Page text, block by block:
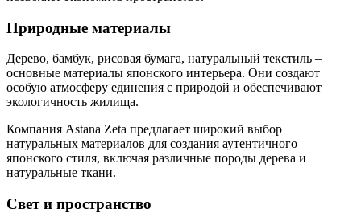
Природные материалы
Дерево, бамбук, рисовая бумага, натуральный текстиль –
основные материалы японского интерьера. Они создают
особую атмосферу единения с природой и обеспечивают
экологичность жилища.
Компания Astana Zeta предлагает широкий выбор
натуральных материалов для создания аутентичного
японского стиля, включая различные породы дерева и
натуральные ткани.
Свет и пространство